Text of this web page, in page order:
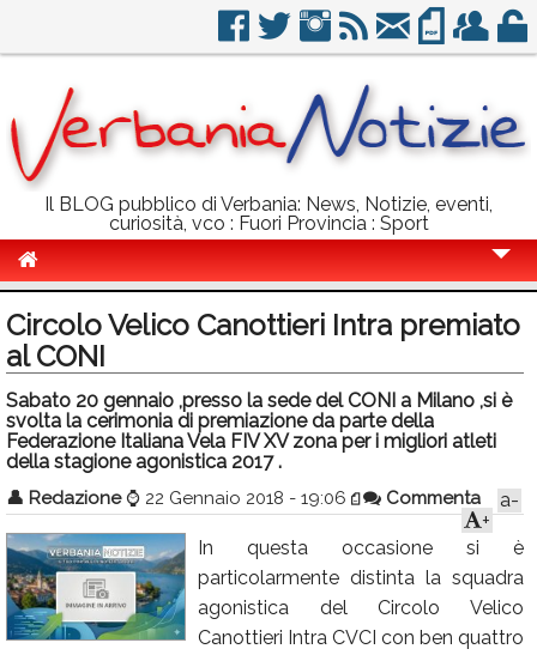
Il BLOG pubblico di Verbania: News, Notizie, eventi,
curiosità, vco : Fuori Provincia : Sport
Politica
Sport
Eventi
Calendario
Annunci
Circolo Velico Canottieri Intra premiato
al CONI
Sabato 20 gennaio ,presso la sede del CONI a Milano ,si è
svolta la cerimonia di premiazione da parte della
Federazione Italiana Vela FIV XV zona per i migliori atleti
della stagione agonistica 2017 .
👤 Redazione ⌚ 22 Gennaio 2018 - 19:06 Commenta
a-
+
In questa occasione si è
particolarmente distinta la squadra
agonistica del Circolo Velico
Canottieri Intra CVCI con ben quattro